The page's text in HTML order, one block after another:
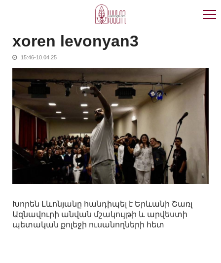
xoren levonyan3
15:46-10.04.25
Խորեն Լևոնյանը հանդիպել է Երևանի Շառլ
Ազնավուրի անվան մշակույթի և արվեստի
պետական քոլեջի ուսանողների հետ